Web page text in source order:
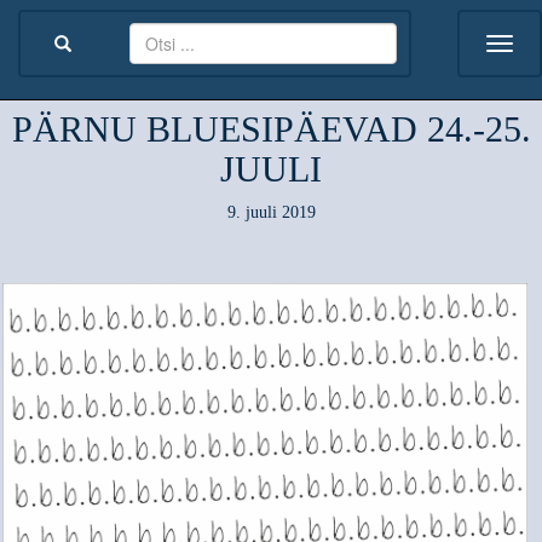
PÄRNU BLUESIPÄEVAD 24.-25.
JUULI
9. juuli 2019